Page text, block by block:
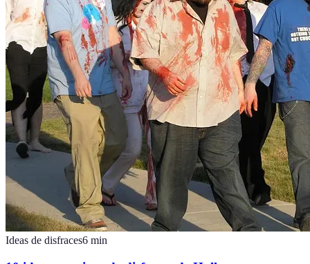
Ideas de disfraces6 min